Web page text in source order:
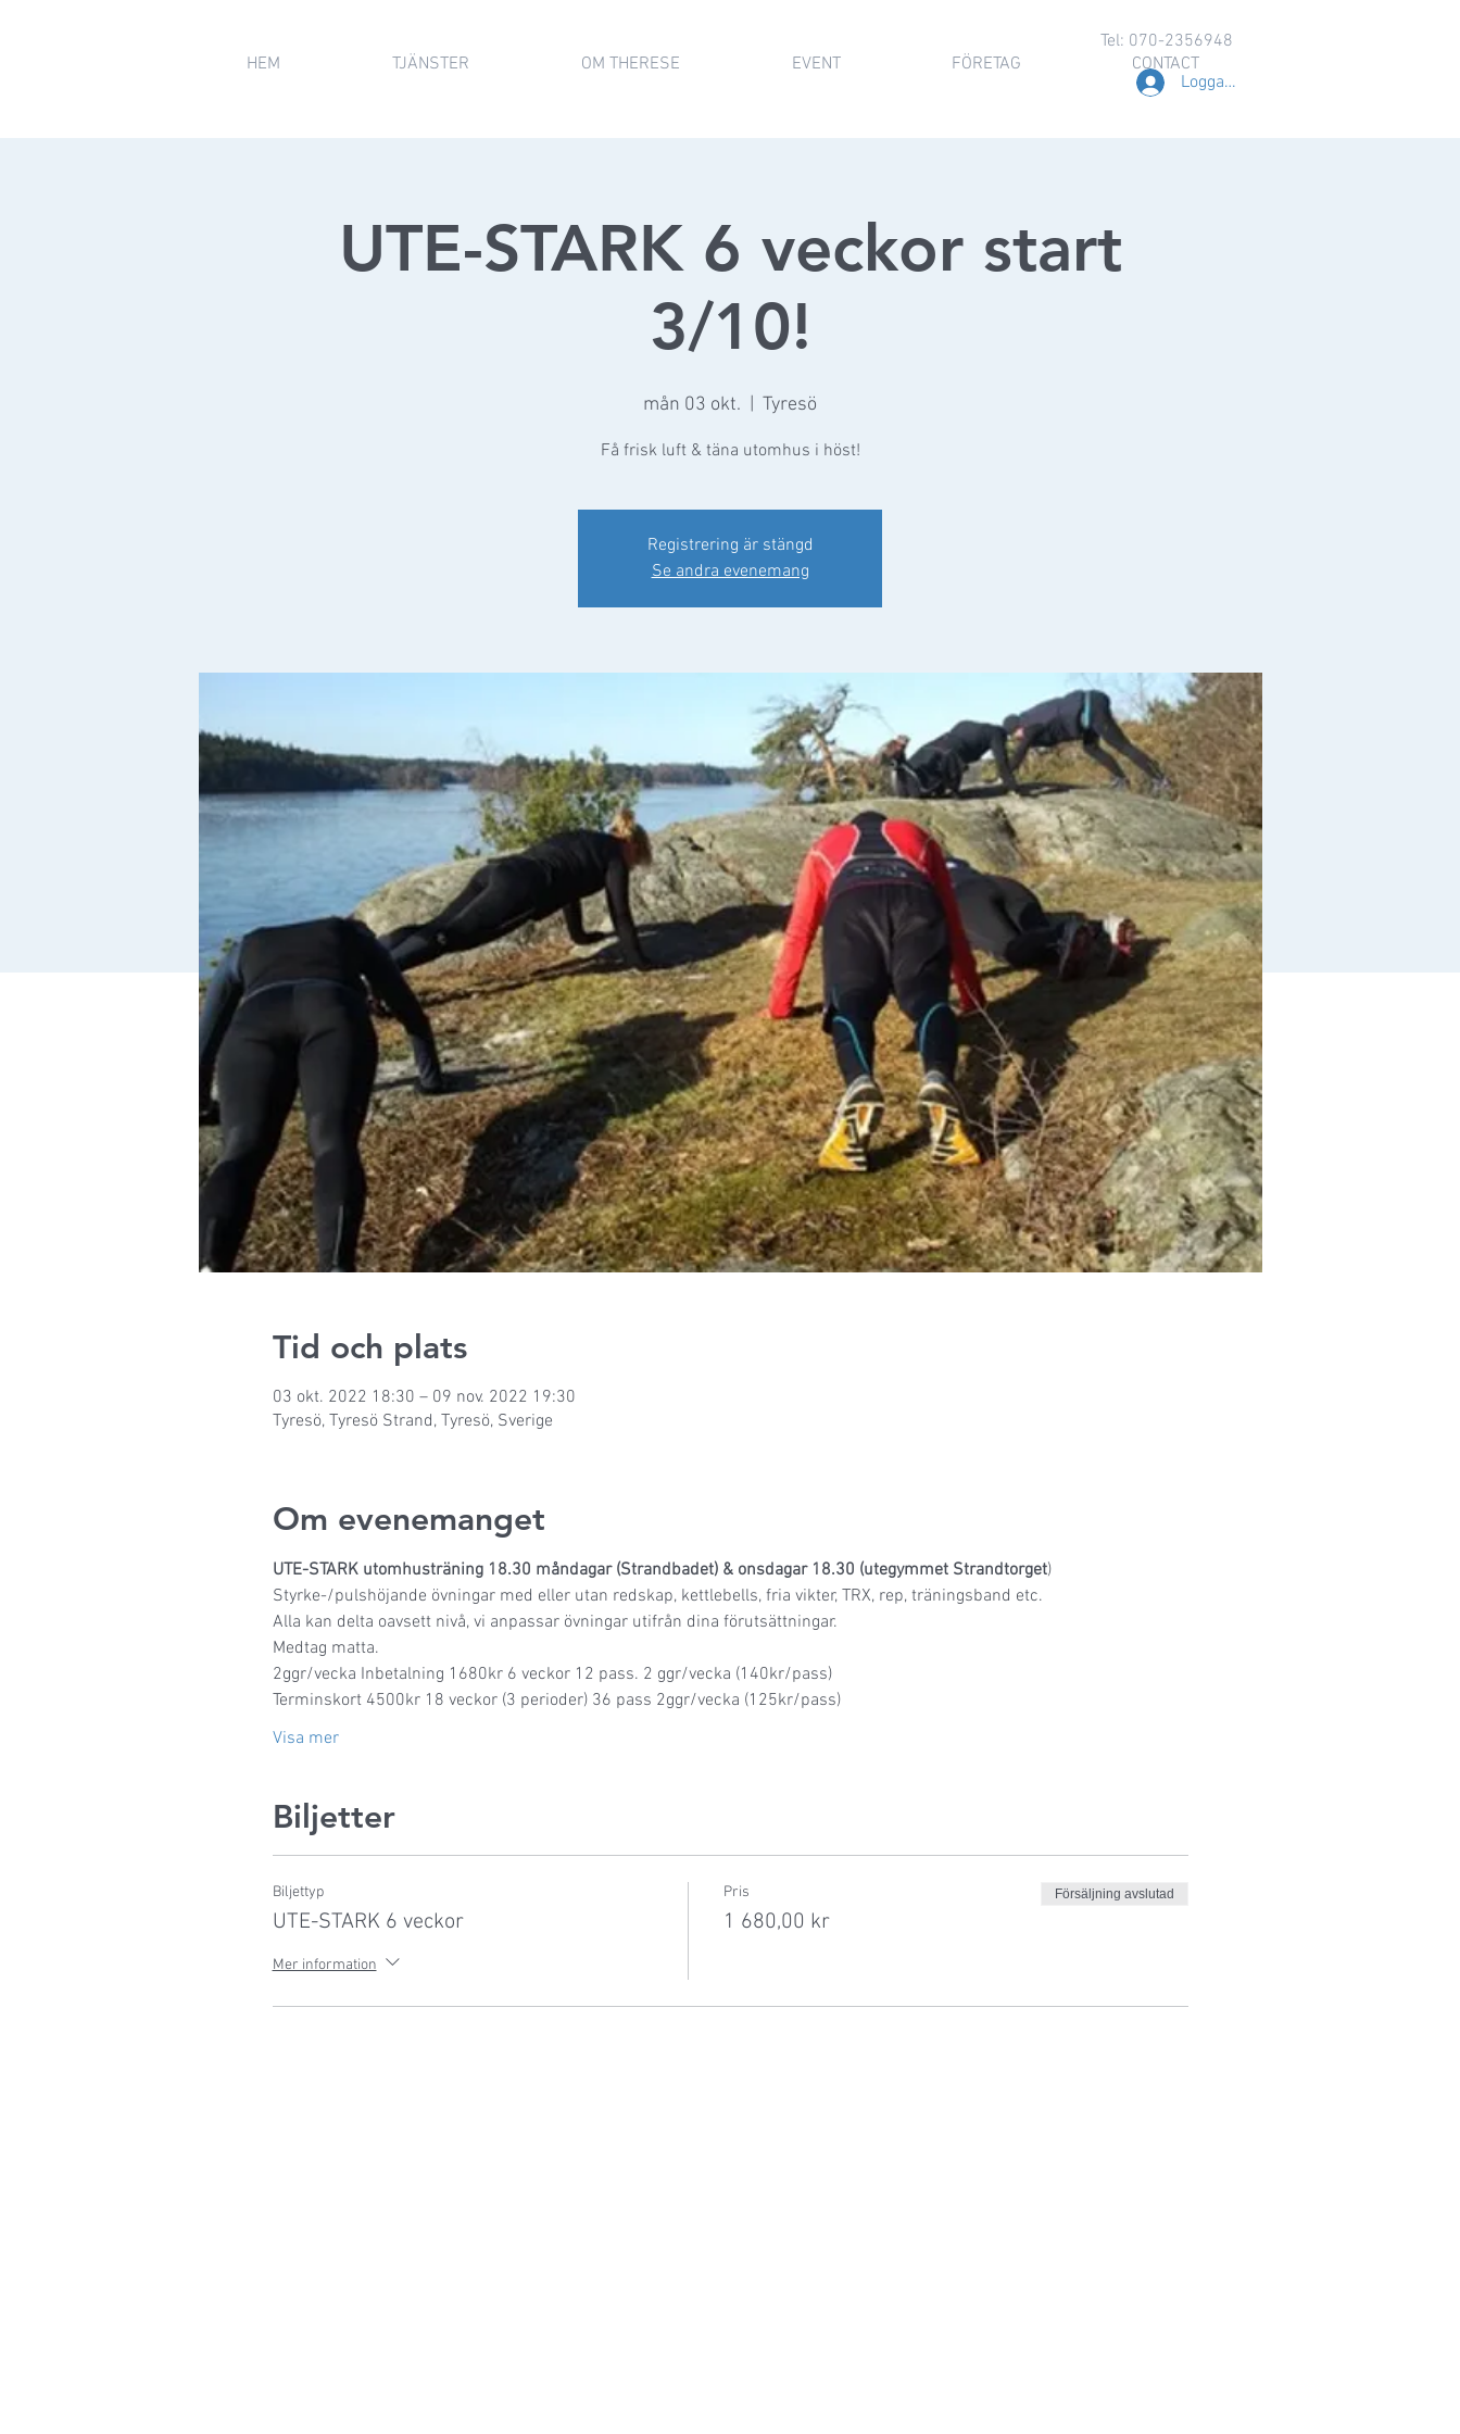
Tel: 070-2356948
HEM
TJÄNSTER OM THERESE EVENT FÖRETAG
CONTACT
Logga in
UTE-STARK 6 veckor start
3/10!
mån 03 okt. Tyresö
Få frisk luft & täna utomhus i höst!
Registrering är stängd
Se andra evenemang
Tid och plats
03 okt. 2022 18:30 – 09 nov. 2022 19:30
Tyresö, Tyresö Strand, Tyresö, Sverige
Om evenemanget
UTE-STARK utomhusträning 18.30 måndagar (Strandbadet) & onsdagar 18.30 (utegymmet Strandtorget)
Styrke-/pulshöjande övningar med eller utan redskap, kettlebells, fria vikter, TRX, rep, träningsband etc.
Alla kan delta oavsett nivå, vi anpassar övningar utifrån dina förutsättningar.
Medtag matta.
2ggr/vecka Inbetalning 1680kr 6 veckor 12 pass. 2 ggr/vecka (140kr/pass)
Terminskort 4500kr 18 veckor (3 perioder) 36 pass 2ggr/vecka (125kr/pass)
Visa mer
Biljetter
Biljettyp
UTE-STARK 6 veckor
Mer information
Pris
1 680,00 kr
Försäljning avslutad